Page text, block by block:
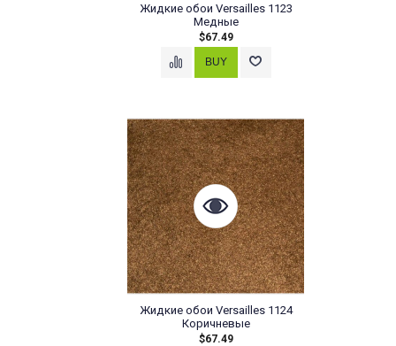
Жидкие обои Versailles 1123
Медные
$67.49
Жидкие обои Versailles 1124
Коричневые
$67.49